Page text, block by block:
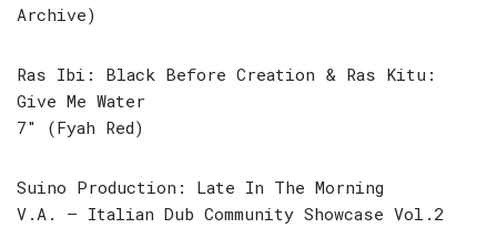
Archive)
Ras Ibi: Black Before Creation & Ras Kitu:
Give Me Water
7″ (Fyah Red)
Suino Production: Late In The Morning
V.A. – Italian Dub Community Showcase Vol.2